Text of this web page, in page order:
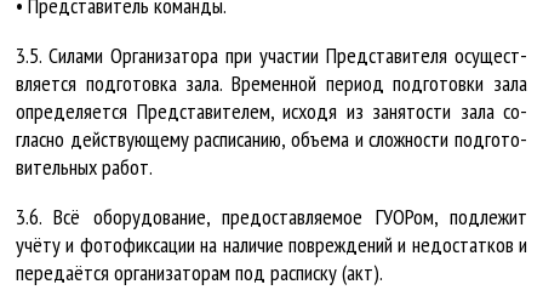
• Представитель команды.
3.5. Си­ла­ми Ор­га­ни­за­то­ра при учас­тии Пред­ста­ви­те­ля осу­щест­
вля­ет­ся под­го­тов­ка за­ла. Вре­мен­ной пе­ри­од под­го­тов­ки за­ла
опре­де­ля­ет­ся Пред­ста­ви­те­лем, ис­хо­дя из за­ня­тос­ти за­ла со­
глас­но дейст­ву­ю­ще­му рас­пи­са­нию, объ­ема и слож­нос­ти под­го­то­
ви­тель­ных ра­бот.
3.6. Всё обо­ру­до­ва­ние, предо­став­ля­е­мое ГУ­О­Ром, под­ле­жит
учёту и фо­то­фик­са­ции на на­ли­чие по­вреж­де­ний и не­до­стат­ков и
пе­ре­да­ёт­ся ор­га­ни­за­то­рам под рас­пис­ку (акт).